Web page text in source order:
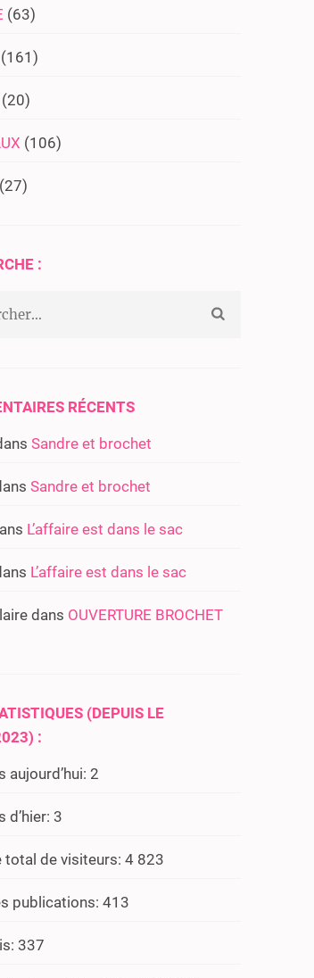
(63)
(161)
(20)
(106)
(27)
:
RÉCENTS
Sandre et brochet
Sandre et brochet
L’affaire est dans le sac
L’affaire est dans le sac
dans OUVERTURE BROCHET
(DEPUIS LE
:
aujourd’hui: 2
d’hier: 3
total de visiteurs: 4 823
publications: 413
337